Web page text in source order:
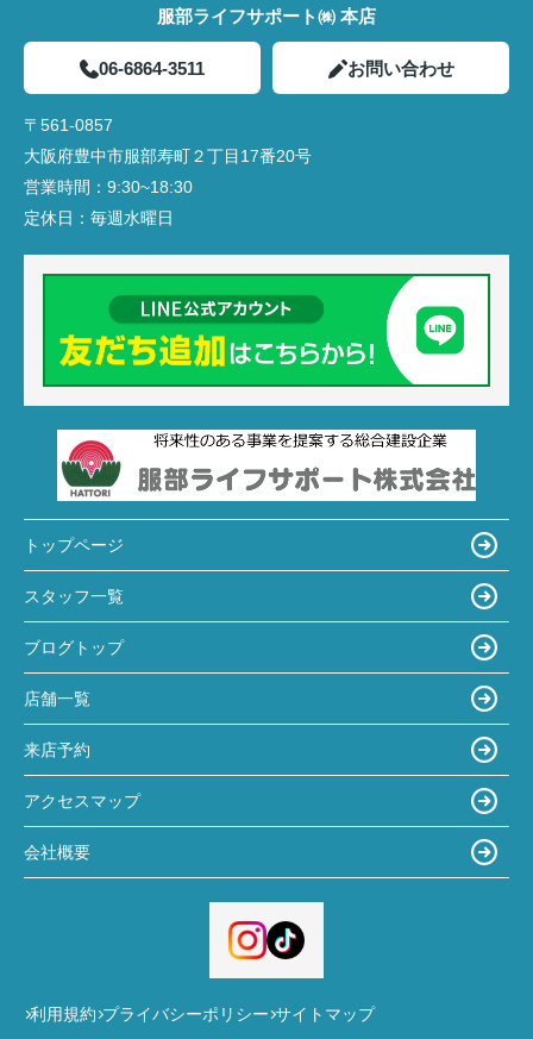
服部ライフサポート㈱ 本店
06-6864-3511 お問い合わせ
〒561-0857
大阪府豊中市服部寿町２丁目17番20号
営業時間： 9:30~18:30
定休日： 毎週水曜日
トップページ
スタッフ一覧
ブログトップ
店舗一覧
来店予約
アクセスマップ
会社概要
利用規約 プライバシーポリシー サイトマップ